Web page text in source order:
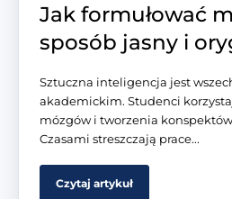
Jak formułować
sposób jasny i
Sztuczna inteligencja jest
akademickim. Studenci
mózgów i tworzenia
Czasami streszczają prace...
Czytaj artykuł